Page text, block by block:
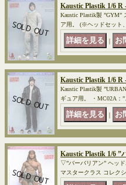
Kaustic Plastik 1/6
Kaustic Plastik製
ア用。 (※ヘッドセット
｜
Kaustic Plastik 1/6
Kaustic Plastik製
ギュア用。 ・MC02A：
｜
Kaustic Plastik 1/6 ”
▽”バーバリアン” ヘッ
マスタークラス コレク